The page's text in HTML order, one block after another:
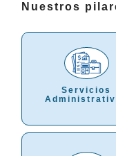
Nuestros
Servicios